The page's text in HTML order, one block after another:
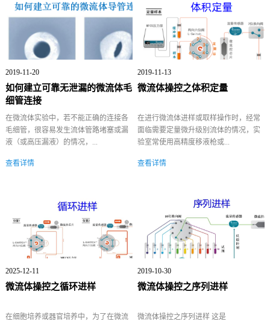
2019-11-20
如何建立可靠无泄漏的微流体毛
细管连接
在微流体实验中，若不能正确的连接各
毛细管，很容易发生流体管路堵塞或漏
液（或高压漏液）的情况，...
查看详情
2019-11-13
微流体操控之体积定量
在进行微流体进样或取样操作时，经常
面临需要定量微升级别流体的情况，实
验室常使用高精度移液枪或...
查看详情
2025-12-11
微流体操控之循环进样
在细胞培养或器官培养中，为了在微流
2019-10-30
微流体操控之序列进样
微流体操控之序列进样 这是